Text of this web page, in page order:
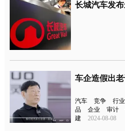
汽车 竞争 行业
品
企业 审计
建
2024-08-08